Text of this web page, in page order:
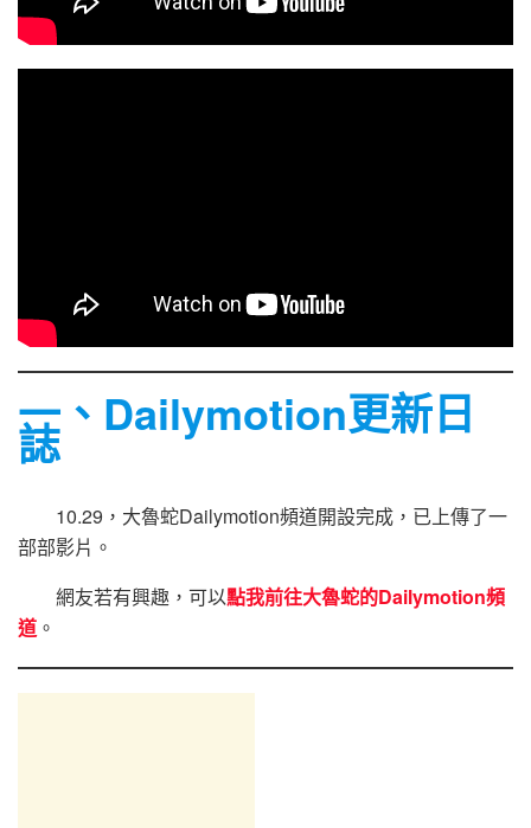
一、Dailymotion更新日
誌
10.29，大魯蛇Dailymotion頻道開設完成，已上傳了一
部部影片。
網友若有興趣，可以點我前往大魯蛇的Dailymotion頻
道 。